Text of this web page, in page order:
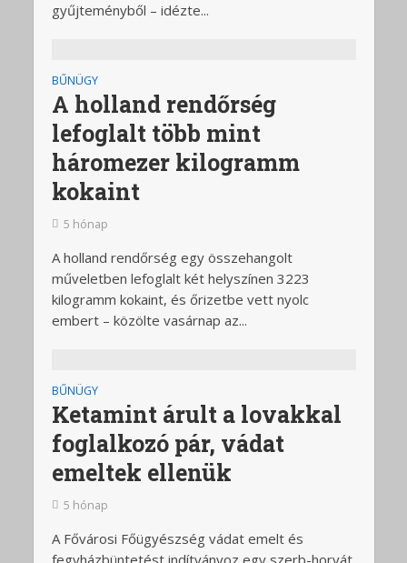
gyűjteményből – idézte...
BŰNÜGY
A holland rendőrség
lefoglalt több mint
háromezer kilogramm
kokaint
5 hónap
A holland rendőrség egy összehangolt
műveletben lefoglalt két helyszínen 3223
kilogramm kokaint, és őrizetbe vett nyolc
embert – közölte vasárnap az...
BŰNÜGY
Ketamint árult a lovakkal
foglalkozó pár, vádat
emeltek ellenük
5 hónap
A Fővárosi Főügyészség vádat emelt és
fegyházbüntetést indítványoz egy szerb-horvát